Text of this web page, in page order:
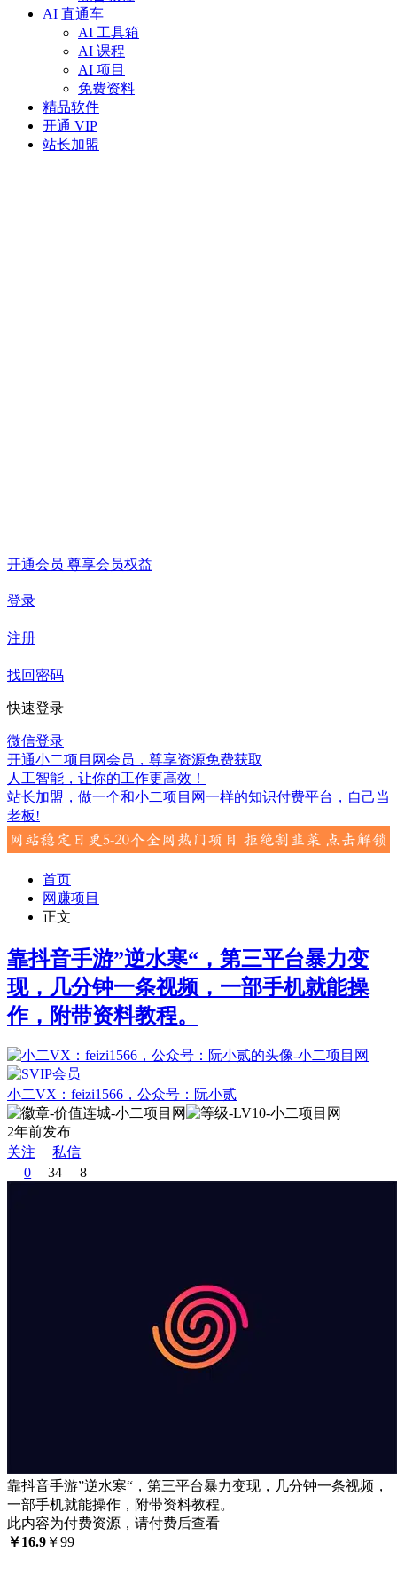
AI 直通车
AI 工具箱
AI 课程
AI 项目
免费资料
精品软件
开通 VIP
站长加盟
开通会员 尊享会员权益
登录
注册
找回密码
快速登录
微信登录
开通小二项目网会员，尊享资源免费获取
人工智能，让你的工作更高效！
站长加盟，做一个和小二项目网一样的知识付费平台，自己当
老板!
首页
网赚项目
正文
靠抖音手游”逆水寒“，第三平台暴力变
现，几分钟一条视频，一部手机就能操
作，附带资料教程。
小二VX：feizi1566，公众号：阮小贰
2年前发布
关注
私信
0
34 8
靠抖音手游”逆水寒“，第三平台暴力变现，几分钟一条视频，
一部手机就能操作，附带资料教程。
此内容为付费资源，请付费后查看
￥16.9 ￥99